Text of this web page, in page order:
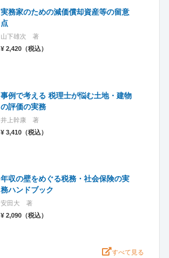
実務家のための減価償却資産等の留意
点
山下雄次 著
¥ 2,420（税込）
事例で考える 税理士が悩む土地・建物
の評価の実務
井上幹康 著
¥ 3,410（税込）
年収の壁をめぐる税務・社会保険の実
務ハンドブック
安田大 著
¥ 2,090（税込）
すべて見る